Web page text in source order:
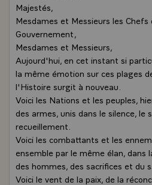
Majestés,
Mesdames et Messieurs les
Gouvernement,
Mesdames et Messieurs,
Aujourd'hui, en cet instant si
la même émotion sur ces plages
l'Histoire surgit à nouveau.
Voici les Nations et les peuples,
des armes, unis dans le silence, le
recueillement.
Voici les combattants et les
ensemble par le même élan, dans
des hommes, des sacrifices et du
Voici le vent de la paix, de la